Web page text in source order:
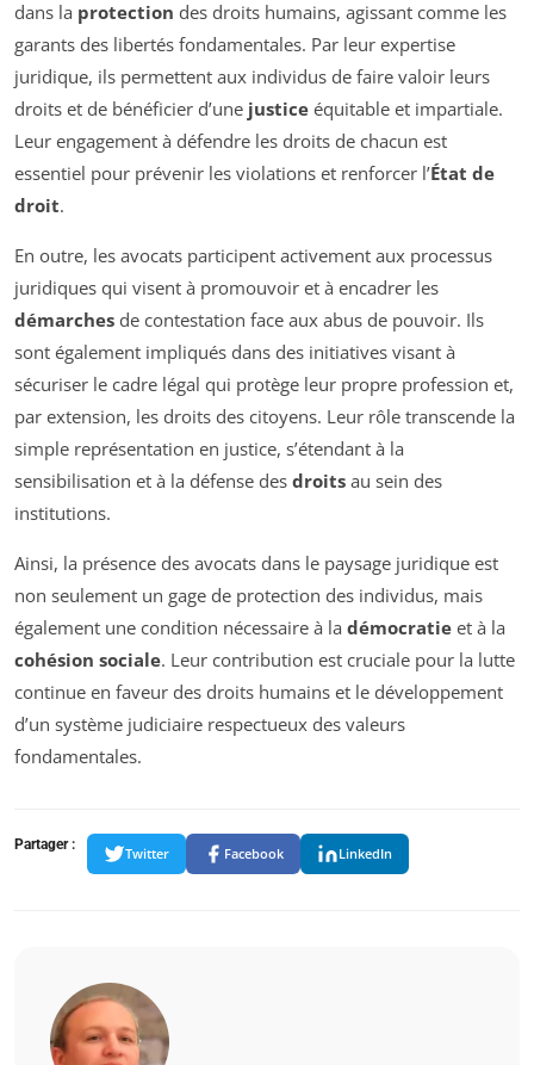
dans la protection des droits humains, agissant comme les
garants des libertés fondamentales. Par leur expertise
juridique, ils permettent aux individus de faire valoir leurs
droits et de bénéficier d’une justice équitable et impartiale.
Leur engagement à défendre les droits de chacun est
essentiel pour prévenir les violations et renforcer l’État de
droit.
En outre, les avocats participent activement aux processus
juridiques qui visent à promouvoir et à encadrer les
démarches de contestation face aux abus de pouvoir. Ils
sont également impliqués dans des initiatives visant à
sécuriser le cadre légal qui protège leur propre profession et,
par extension, les droits des citoyens. Leur rôle transcende la
simple représentation en justice, s’étendant à la
sensibilisation et à la défense des droits au sein des
institutions.
Ainsi, la présence des avocats dans le paysage juridique est
non seulement un gage de protection des individus, mais
également une condition nécessaire à la démocratie et à la
cohésion sociale. Leur contribution est cruciale pour la lutte
continue en faveur des droits humains et le développement
d’un système judiciaire respectueux des valeurs
fondamentales.
Partager :
Twitter Facebook LinkedIn